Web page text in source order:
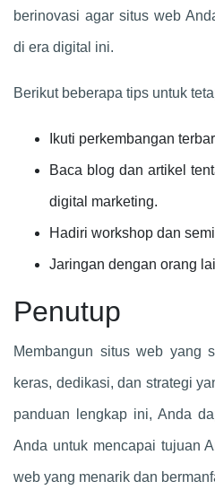
berinovasi agar situs web
di era digital ini.
Berikut beberapa tips untuk
Ikuti perkembangan
Baca blog dan artikel
digital marketing.
Hadiri workshop dan
Jaringan dengan orang
Penutup
Membangun situs web yang
keras, dedikasi, dan strategi
panduan lengkap ini, Anda
Anda untuk mencapai tujuan
web yang menarik dan